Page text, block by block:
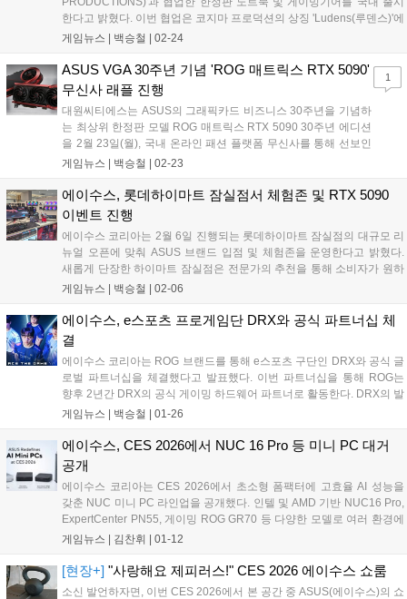
한다고 밝혔다. 이번 협업은 코지마 프로덕션의 상징 'Ludens(루덴스)'에
서 영감을 받아 ROG의 도전 정신을 담은 메시지 'For Ludens Who
KJP는 코지마 프로덕션 디자인을 담은 한정판 스페셜 에디션으로 전설
적인 아티스트 신카와 요지의 컨셉 아트 기반 디자인 요소를 제품 디테
일에 적용해 협업 아이덴티티를 강화했다. 또한 전용 케이스와 커스텀
패키징, 맞춤형 전원 어댑터, Armoury Crate 전용 테마 등 스페셜 에디션
만의 구성을 제공해 소장 가치를 높였다....
게임뉴스 | 백승철 02-24
ASUS VGA 30주년 기념 'ROG 매트릭스 RTX 5090'
무신사 래플 진행
대원씨티에스는 ASUS의 그래픽카드 비즈니스 30주년을 기념하
는 최상위 한정판 모델 ROG 매트릭스 RTX 5090 30주년 에디션
을 2월 23일(월), 국내 온라인 패션 플랫폼 무신사를 통해 선보인
다. 이번에 선보이는 'ROG 매트릭스 RTX 5090 30주년 에디션'은
을 집대성한 제품이다. 엔비디아의 최신 플래그십 GPU인
GeForce RTX 5090을 기반으로, ASUS만의 독보적인 쿨링 솔루
션과 프리미엄 디자인이 적용되었다....
게임뉴스 | 백승철 02-23
1
에이수스, 롯데하이마트 잠실점서 체험존 및 RTX 5090
이벤트 진행
에이수스 코리아는 2월 6일 진행되는 롯데하이마트 잠실점의 대규모 리
뉴얼 오픈에 맞춰 ASUS 브랜드 입점 및 체험존을 운영한다고 밝혔다.
새롭게 단장한 하이마트 잠실점은 전문가의 추천을 통해 소비자가 원하
는 사양으로 맞춤형 조립 PC를 구매할 수 있는 전용 공간인 '조립 PC
ROG(Republic of Gamers)를 비롯해 TUF Gaming, ProArt, Prime 등 다
양한 제품 라인업을 전시하고, 신뢰성 높은 고성능 PC를 구성할 수 있는
'Powered by ASUS' PC 솔루션을 선보인다....
게임뉴스 | 백승철 02-06
에이수스, e스포츠 프로게임단 DRX와 공식 파트너십 체
결
에이수스 코리아는 ROG 브랜드를 통해 e스포츠 구단인 DRX와 공식 글
로벌 파트너십을 체결했다고 발표했다. 이번 파트너십을 통해 ROG는
향후 2년간 DRX의 공식 게이밍 하드웨어 파트너로 활동한다. DRX의 발
로란트(Valorant) 및 리그 오브 레전드(League of Legends) 팀을 비롯해
경기에서 ROG의 신기술이 적용된 게이밍 기어를 사용하게 된다....
게임뉴스 | 백승철 01-26
에이수스, CES 2026에서 NUC 16 Pro 등 미니 PC 대거
공개
에이수스 코리아는 CES 2026에서 초소형 폼팩터에 고효율 AI 성능을
갖춘 NUC 미니 PC 라인업을 공개했다. 인텔 및 AMD 기반 NUC16 Pro,
ExpertCenter PN55, 게이밍 ROG GR70 등 다양한 모델로 여러 환경에
강력한 성능과 확장성을 제공한다....
게임뉴스 | 김찬휘 01-12
[현장+] "사랑해요 제피러스!" CES 2026 에이수스 쇼룸
소신 발언하자면, 이번 CES 2026에서 본 공간 중 ASUS(에이수스)의 쇼